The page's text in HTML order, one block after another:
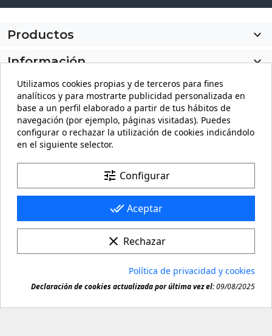
Productos

Información

Mi cuenta
Información de la tienda
Facebook
© 2026 - carteling.com es una marca registrada. Queda
prohibida toda copia o reproducción de cualquier
material de este sitio.

Utilizamos cookies propias y de terceros para fines
analíticos y para mostrarte publicidad personalizada en
base a un perfil elaborado a partir de tus hábitos de
navegación (por ejemplo, páginas visitadas). Puedes
configurar o rechazar la utilización de cookies indicándolo
en el siguiente selector.
tune Configurar
done_all Aceptar
clear Rechazar
Política de privacidad y cookies
Declaración de cookies actualizada por última vez el:09/08/2025